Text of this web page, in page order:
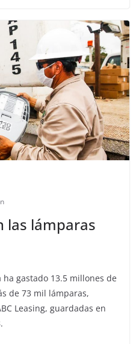
las lámparas
gastado 13.5 millones de
de 73 mil lámparas,
Leasing, guardadas en